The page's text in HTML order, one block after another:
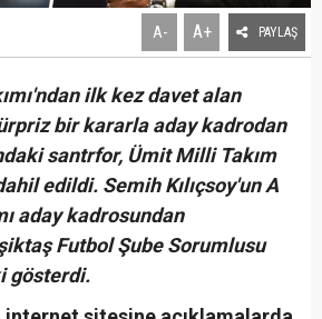
A- A+ PAYLAŞ
ilk kez davet alan
bir kararla aday kadrodan
santrfor, Ümit Milli Takım
edildi. Semih Kılıçsoy'un A
aday kadrosundan
Futbol Şube Sorumlusu
gösterdi.